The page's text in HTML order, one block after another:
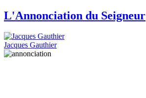
L'Annonciation du Seigneur
Jacques Gauthier